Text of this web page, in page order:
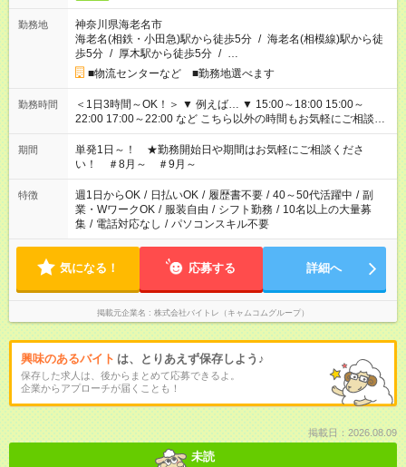
勤務地
神奈川県海老名市
海老名(相鉄・小田急)駅から徒歩5分 / 海老名(相模線)駅から徒
歩5分 / 厚木駅から徒歩5分 / …
■物流センターなど ■勤務地選べます
勤務時間
＜1日3時間～OK！＞ ▼ 例えば… ▼ 15:00～18:00 15:00～
22:00 17:00～22:00 など こちら以外の時間もお気軽にご相談く
ださい！
期間
単発1日～！ ★勤務開始日や期間はお気軽にご相談くださ
い！ ＃8月～ ＃9月～
特徴 週1日からOK / 日払いOK / 履歴書不要 / 40～50代活躍中 / 副
業・WワークOK / 服装自由 / シフト勤務 / 10名以上の大量募
集 / 電話対応なし / パソコンスキル不要
気になる！ 応募する 詳細へ
掲載元企業名 株式会社バイトレ（キャムコムグループ）
興味のあるバイト は、とりあえず保存しよう♪
保存した求人は、後からまとめて応募できるよ。
企業からアプローチが届くことも！
掲載日：2026.08.09
未読